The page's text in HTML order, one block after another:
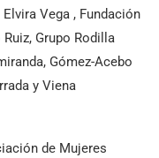
Vega , Fundación
Grupo Rodilla
Gómez-Acebo
y Viena
de Mujeres